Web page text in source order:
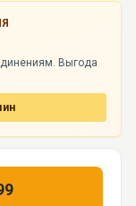
Выгода